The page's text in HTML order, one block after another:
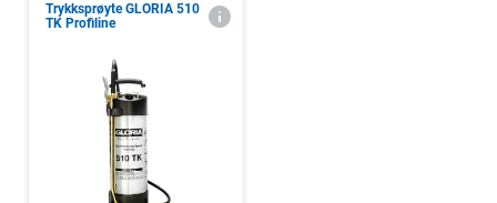
Trykksprøyte GLORIA 510
TK Profiline